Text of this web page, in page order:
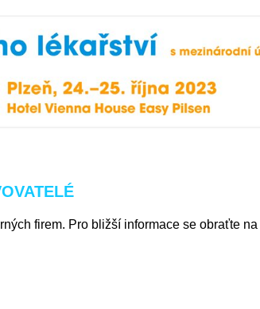
firem. Pro bližší informace se obraťte na